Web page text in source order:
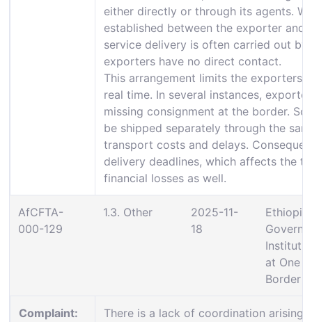
either directly or through its agents.
established between the exporter and
service delivery is often carried out
exporters have no direct contact.
This arrangement limits the exporters
real time. In several instances,
missing consignment at the border.
be shipped separately through the
transport costs and delays.
delivery deadlines, which affects the
financial losses as well.
AfCFTA-
000-129
1.3. Other
2025-11-
18
Ethiopia:
at One
Border
Complaint:
There is a lack of coordination